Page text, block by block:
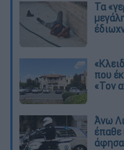
Τα
που
«Τον
Άνω
έπαθε